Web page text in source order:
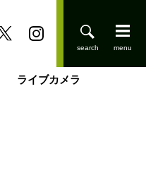
ライブカメラ